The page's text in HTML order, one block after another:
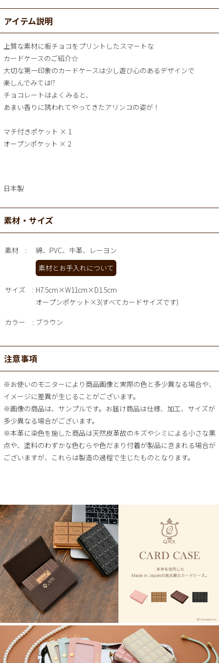
アイテム説明
上質な素材に板チョコをプリントしたスマートな
カードケースのご紹介☆
大切な第一印象のカードケースは少し遊び心のあるデザインで
楽しんでみては!?
チョコレートはよくみると、
あまい香りに誘われてやってきたアリンコの姿が！
マチ付きポケット × 1
オープンポケット × 2
日本製
素材・サイズ
素材
綿、PVC、牛革、レーヨン
素材とお手入れについて
サイズ
H7.5cm×W11cm×D1.5cm
オープンポケット×3(すべてカードサイズです)
カラー ブラウン
注意事項
※お使いのモニターにより商品画像と実際の色と多少異なる場合や、
イメージに差異が生じることがございます。
※画像の商品は、サンプルです。お届け商品は仕様、加工、サイズが
多少異なる場合がございます。
※本革に染色を施した商品は天然皮革故のキズやシミによる小さな黒
点や、塗料のわずかな色むらや色だまり付着が製品に含まれる場合が
ございますが、これらは製造の過程で生じたものとなります。